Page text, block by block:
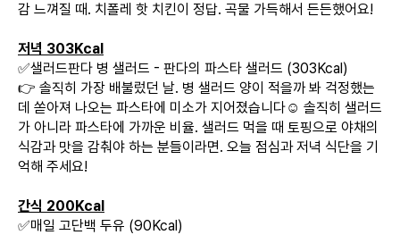
감 느껴질 때. 치폴레 핫 치킨이 정답. 곡물 가득해서 든든했어요!
저녁 303Kcal
✅샐러드판다 병 샐러드 - 판다의 파스타 샐러드 (303Kcal)
👉 솔직히 가장 배불렀던 날. 병 샐러드 양이 적을까 봐 걱정했는
데 쏟아져 나오는 파스타에 미소가 지어졌습니다☺️ 솔직히 샐러드
가 아니라 파스타에 가까운 비율. 샐러드 먹을 때 토핑으로 야채의
식감과 맛을 감춰야 하는 분들이라면. 오늘 점심과 저녁 식단을 기
억해 주세요!
간식 200Kcal
✅매일 고단백 두유 (90Kcal)